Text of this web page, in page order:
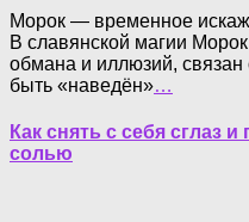
Морок — временное
В славянской магии
обмана и иллюзий,
быть «наведён»…
Как снять с себя сглаз
солью